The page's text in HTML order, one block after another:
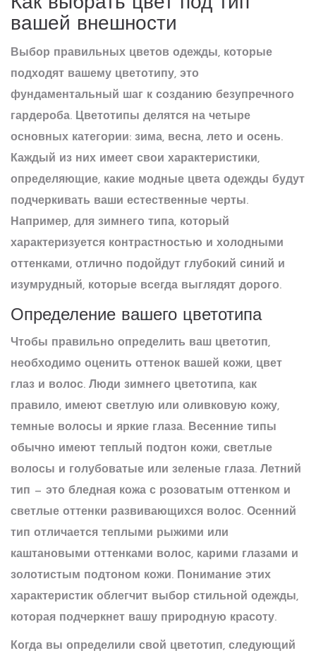
вашей внешности
Выбор правильных цветов одежды, которые
подходят вашему цветотипу, это
фундаментальный шаг к созданию безупречного
гардероба. Цветотипы делятся на четыре
основных категории: зима, весна, лето и осень.
Каждый из них имеет свои характеристики,
определяющие, какие модные цвета одежды будут
подчеркивать ваши естественные черты.
Например, для зимнего типа, который
характеризуется контрастностью и холодными
оттенками, отлично подойдут глубокий синий и
изумрудный, которые всегда выглядят дорого.
Определение вашего цветотипа
Чтобы правильно определить ваш цветотип,
необходимо оценить оттенок вашей кожи, цвет
глаз и волос. Люди зимнего цветотипа, как
правило, имеют светлую или оливковую кожу,
темные волосы и яркие глаза. Весенние типы
обычно имеют теплый подтон кожи, светлые
волосы и голубоватые или зеленые глаза. Летний
тип — это бледная кожа с розоватым оттенком и
светлые оттенки развивающихся волос. Осенний
тип отличается теплыми рыжими или
каштановыми оттенками волос, карими глазами и
золотистым подтоном кожи. Понимание этих
характеристик облегчит выбор стильной одежды,
которая подчеркнет вашу природную красоту.
Когда вы определили свой цветотип, следующий